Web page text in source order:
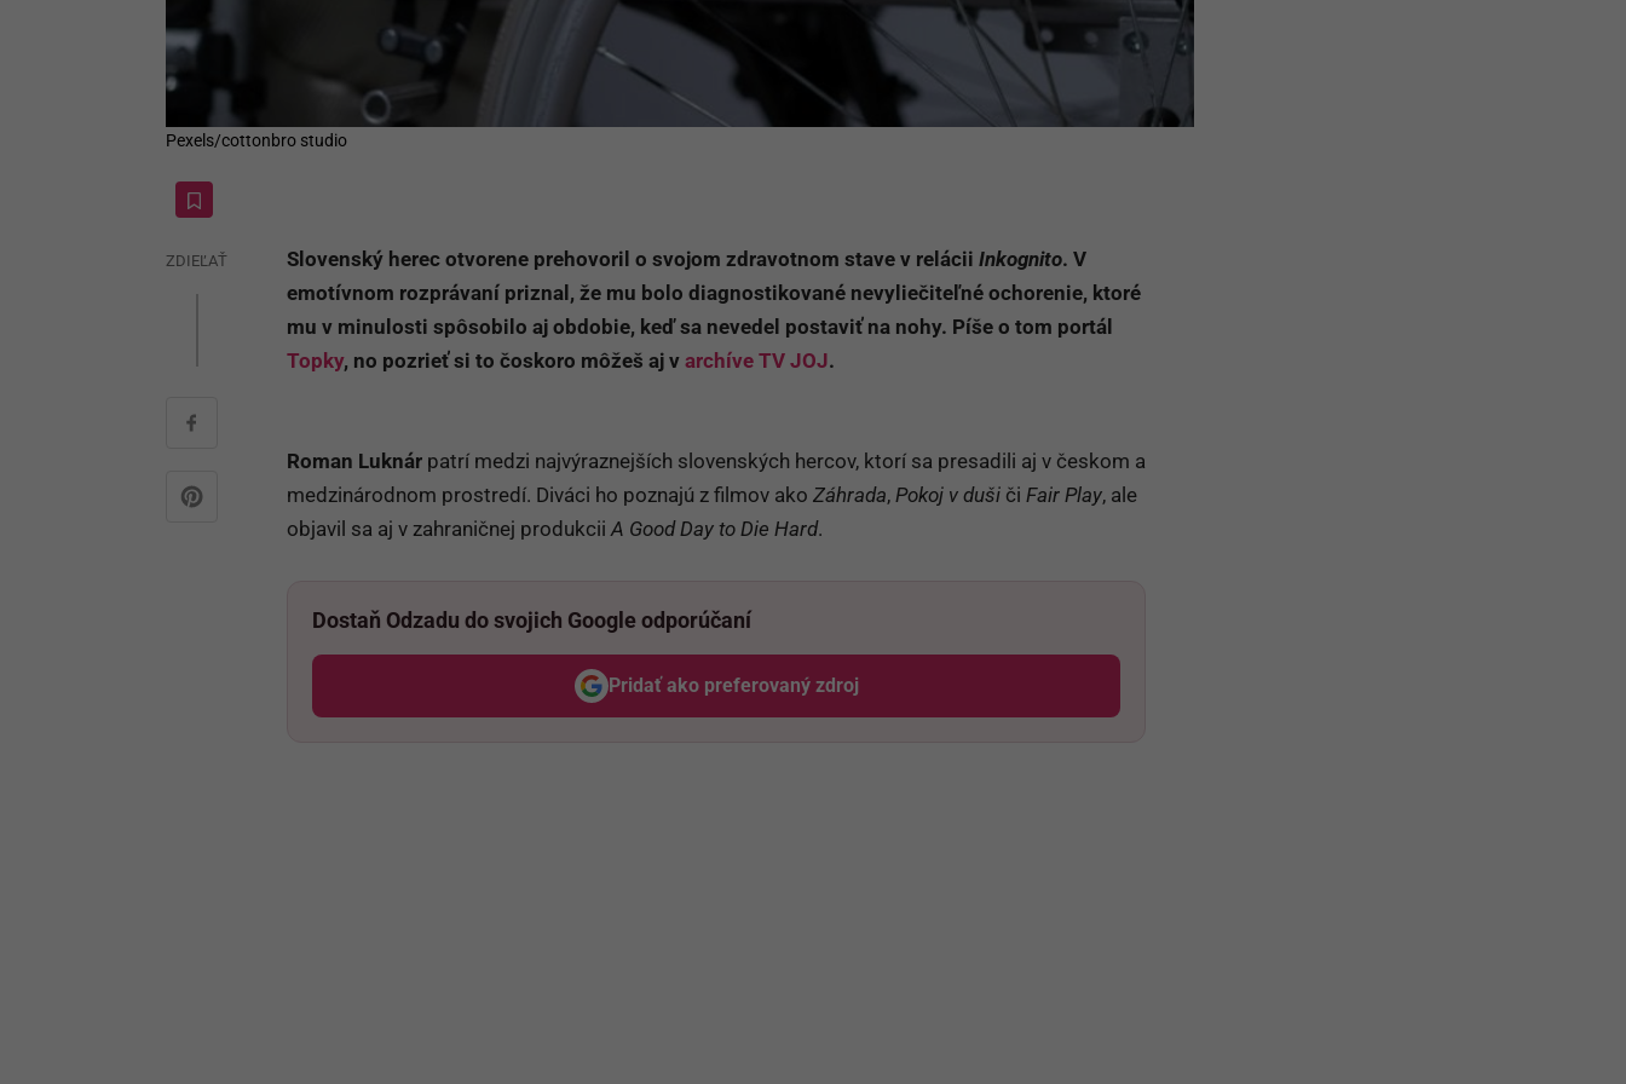
Pexels/cottonbro studio
ZDIEĽAŤ Slovenský herec otvorene prehovoril o svojom zdravotnom stave v relácii Inkognito. V
emotívnom rozprávaní priznal, že mu bolo diagnostikované nevyliečiteľné ochorenie, ktoré
mu v minulosti spôsobilo aj obdobie, keď sa nevedel postaviť na nohy. Píše o tom portál
Topky, no pozrieť si to čoskoro môžeš aj v archíve TV JOJ.
Roman Luknár patrí medzi najvýraznejších slovenských hercov, ktorí sa presadili aj v českom a
medzinárodnom prostredí. Diváci ho poznajú z filmov ako Záhrada, Pokoj v duši či Fair Play, ale
objavil sa aj v zahraničnej produkcii A Good Day to Die Hard.
Dostaň Odzadu do svojich Google odporúčaní
Pridať ako preferovaný zdroj
Odzadu, odkaz sa otvorí v novom okne